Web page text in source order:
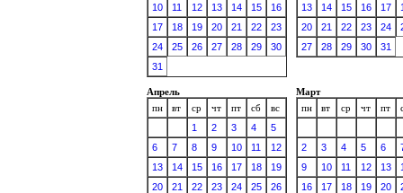
10
11 12 13 14 15
16
17
18 19 20 21 22
23
24
25 26 27 28 29
30
31
13
14 15 16 17
20
21 22 23 24
27
28 29 30 31
Апрель
пн
вт ср чт пт сб
вс
1
2 3 4
5
6
7 8 9 10 11
12
13
14 15 16 17 18
19
20
21 22 23 24 25
26
Март
пн
вт ср чт пт
2 3 4 5 6
9
10 11 12 13
16
17 18 19 20